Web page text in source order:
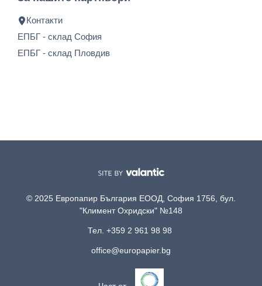
Контакти
ЕПБГ - склад София
ЕПБГ - склад Пловдив
© 2025 Европапир България ЕООД, София 1756, бул.
"Климент Охридски" №148
Тел. +359 2 961 98 98
office@europapier.bg